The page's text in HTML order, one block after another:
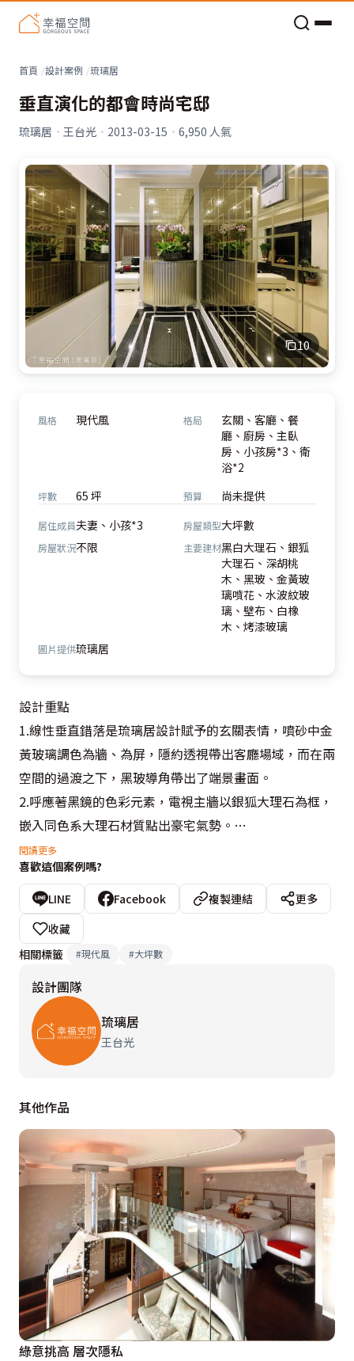
首頁 設計案例 琉璃居
垂直演化的都會時尚宅邸
琉璃居 · 王台光 · 2013-03-15 · 6,950 人氣
10
風格 現代風 格局
玄關、客廳、餐
廳、廚房、主臥
房、小孩房*3、衛
浴*2
坪數 65 坪 預算 尚未提供
居住成員夫妻、小孩*3 房屋類型大坪數
房屋狀況不限 主要建材黑白大理石、銀狐
大理石、深胡桃
木、黑玻、金黃玻
璃噴花、水波紋玻
璃、壁布、白橡
木、烤漆玻璃
圖片提供琉璃居
設計重點
1.線性垂直錯落是琉璃居設計賦予的玄關表情，噴砂中金
黃玻璃調色為牆、為屏，隱約透視帶出客廳場域，而在兩
空間的過渡之下，黑玻導角帶出了端景畫面。
2.呼應著黑鏡的色彩元素，電視主牆以銀狐大理石為框，
嵌入同色系大理石材質點出豪宅氣勢。
3.順勢公領域廊道而行，造型框帶出了鏡面設定，視野延
展中放大餐廳場域。
4.繃布跳色的主臥床頭，水平轉角處收以四分之一圓弧櫃
體成就展示段落，而床尾更衣空間，琉璃居設計以鏡面不
鏽鋼與茶玻混搭，低調透視出另一空間存在。
閱讀更多
喜歡這個案例嗎?
LINE Facebook 複製連結
更多
收藏
相關標籤
#現代風 #大坪數
設計團隊
琉璃居
王台光
其他作品
綠意挑高 層次隱私